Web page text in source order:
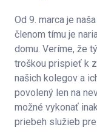
Od 9. marca je
členom tímu je
domu. Veríme, že
troškou prispieť k
našich kolegov a
povolený len na
možné vykonať
priebeh služieb